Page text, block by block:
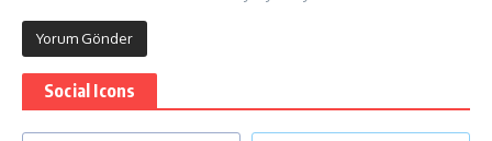
Social Icons